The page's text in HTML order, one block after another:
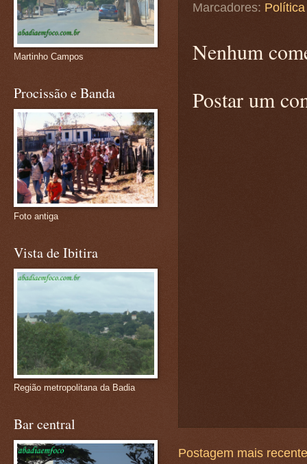
Marcadores: Política
Nenhum
Postar um
Postagem mais recente
Martinho Campos
Procissão e Banda
Foto antiga
Vista de Ibitira
Região metropolitana da Badia
Bar central